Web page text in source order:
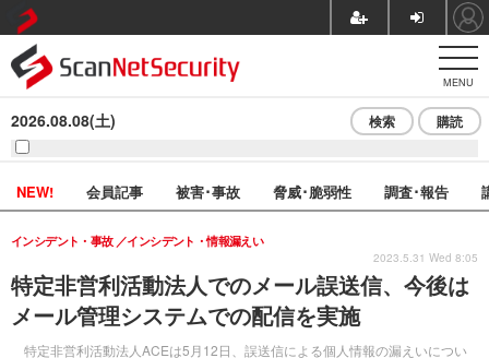
MENU
2026.08.08(土) 検索 購読
NEW! 会員記事 被害･事故 脅威･脆弱性 調査･報告
特定非営利活動法人でのメール誤送信、今後は
メール管理システムでの配信を実施
特定非営利活動法人ACEは5月12日、誤送信による個人情報の漏えいについ
インシデント・事故 インシデント・情報漏えい
2023.5.31 Wed 8:05